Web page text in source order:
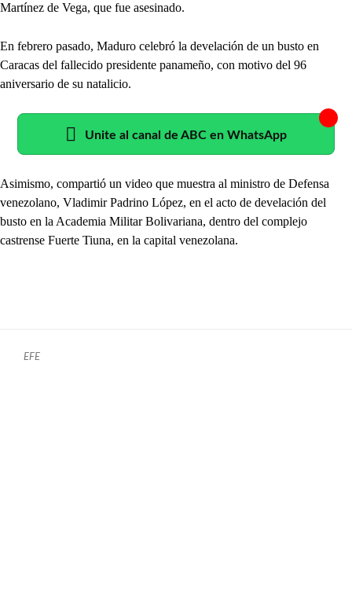
Martínez de Vega, que fue asesinado.
En febrero pasado, Maduro celebró la develación de un busto en
Caracas del fallecido presidente panameño, con motivo del 96
aniversario de su natalicio.
Unite al canal de ABC en WhatsApp
Asimismo, compartió un video que muestra al ministro de Defensa
venezolano, Vladimir Padrino López, en el acto de develación del
busto en la Academia Militar Bolivariana, dentro del complejo
castrense Fuerte Tiuna, en la capital venezolana.
EFE